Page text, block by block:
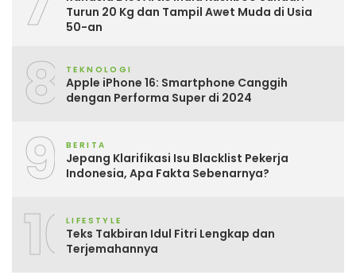
Turun 20 Kg dan Tampil Awet Muda di Usia
50-an
8 TEKNOLOGI
Apple iPhone 16: Smartphone Canggih
dengan Performa Super di 2024
9 BERITA
Jepang Klarifikasi Isu Blacklist Pekerja
Indonesia, Apa Fakta Sebenarnya?
10LIFESTYLE
Teks Takbiran Idul Fitri Lengkap dan
Terjemahannya